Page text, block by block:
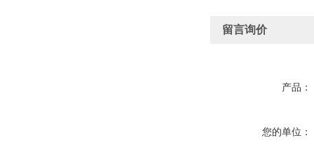
留言询价
产品：
您的单位：